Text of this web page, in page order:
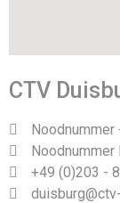
CTV
+49 (0)203 -